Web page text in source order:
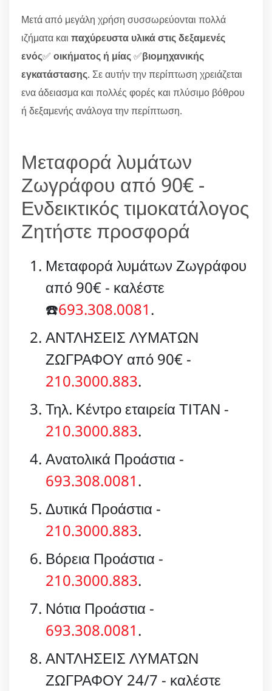
Μετά από μεγάλη χρήση συσσωρεύονται πολλά
ιζήματα και παχύρευστα υλικά στις δεξαμενές
ενός✅ οικήματος ή μίας✅βιομηχανικής
εγκατάστασης. Σε αυτήν την περίπτωση χρειάζεται
ενα άδειασμα και πολλές φορές και πλύσιμο βόθρου
ή δεξαμενής ανάλογα την περίπτωση.
Μεταφορά λυμάτων
Ζωγράφου από 90€ -
Ενδεικτικός τιμοκατάλογος
Ζητήστε προσφορά
Μεταφορά λυμάτων Ζωγράφου
από 90€ - καλέστε
☎️693.308.0081.
ΑΝΤΛΗΣΕΙΣ ΛΥΜΑΤΩΝ
ΖΩΓΡΑΦΟΥ από 90€ -
210.3000.883.
Τηλ. Κέντρο εταιρεία ΤΙΤΑΝ -
210.3000.883.
Ανατολικά Προάστια -
693.308.0081.
Δυτικά Προάστια -
210.3000.883.
Βόρεια Προάστια -
210.3000.883.
Νότια Προάστια -
693.308.0081.
ΑΝΤΛΗΣΕΙΣ ΛΥΜΑΤΩΝ
ΖΩΓΡΑΦΟΥ 24/7 - καλέστε